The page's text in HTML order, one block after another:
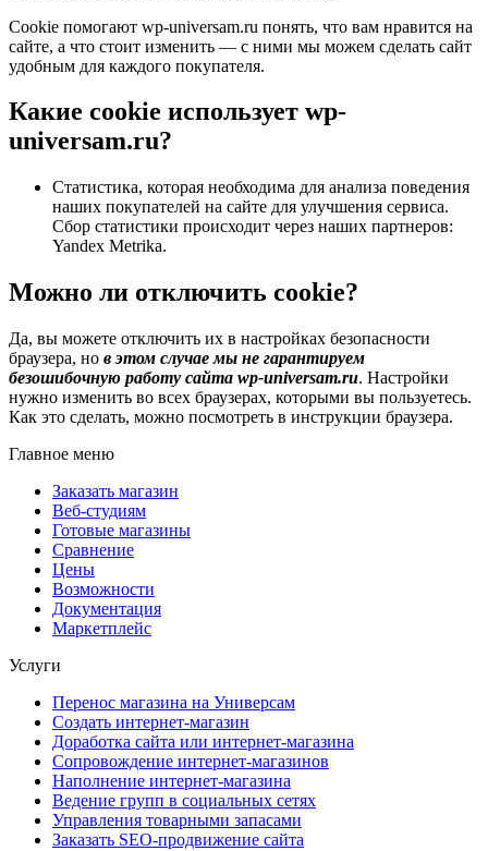
Cookie помогают wp-universam.ru понять, что вам нравится на
сайте, а что стоит изменить — с ними мы можем сделать сайт
удобным для каждого покупателя.
Какие cookie использует wp-
universam.ru?
Статистика, которая необходима для анализа поведения
наших покупателей на сайте для улучшения сервиса.
Сбор статистики происходит через наших партнеров:
Yandex Metrika.
Можно ли отключить сookie?
Да, вы можете отключить их в настройках безопасности
браузера, но в этом случае мы не гарантируем
безошибочную работу сайта wp-universam.ru. Настройки
нужно изменить во всех браузерах, которыми вы пользуетесь.
Как это сделать, можно посмотреть в инструкции браузера.
Главное меню
Заказать магазин
Веб-студиям
Готовые магазины
Сравнение
Цены
Возможности
Документация
Маркетплейс
Услуги
Перенос магазина на Универсам
Создать интернет-магазин
Доработка сайта или интернет-магазина
Сопровождение интернет-магазинов
Наполнение интернет-магазина
Ведение групп в социальных сетях
Управления товарными запасами
Заказать SEO-продвижение сайта